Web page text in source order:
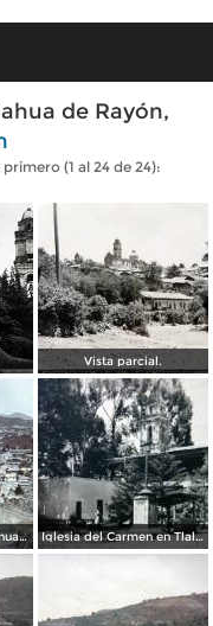
de Rayón,
(1 al 24 de 24):
Vista parcial.
Panorama de Tlalpujahua de Rayón, Michoacán. Iglesia del Carmen en Tlalpujahua de Rayón, Michoacán.